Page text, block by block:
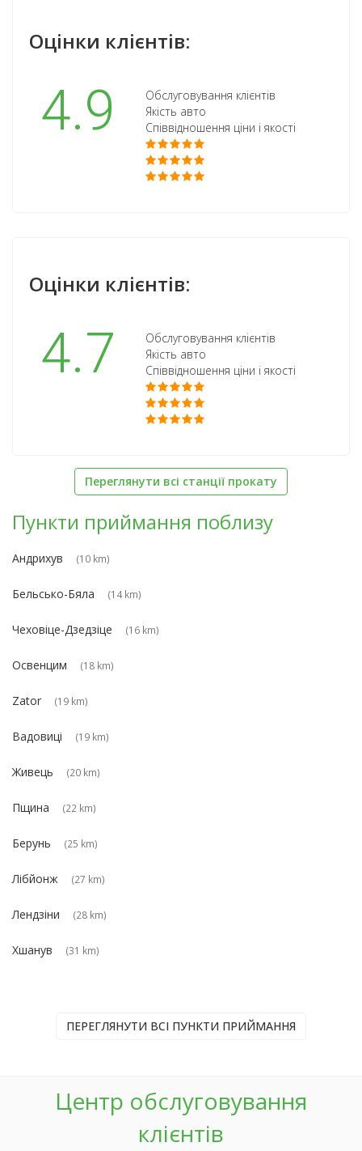
Оцінки клієнтів:
4.9
Обслуговування клієнтів
Якість авто
Співвідношення ціни і якості
Оцінки клієнтів:
4.7
Обслуговування клієнтів
Якість авто
Співвідношення ціни і якості
Переглянути всі станції прокату
Пункти приймання поблизу
Андрихув (10 km)
Бельсько-Бяла (14 km)
Чеховіце-Дзедзіце (16 km)
Освенцим (18 km)
Zator (19 km)
Вадовиці (19 km)
Живець (20 km)
Пщина (22 km)
Берунь (25 km)
Лібйонж (27 km)
Лендзіни (28 km)
Хшанув (31 km)
ПЕРЕГЛЯНУТИ ВСІ ПУНКТИ ПРИЙМАННЯ
Центр обслуговування
клієнтів